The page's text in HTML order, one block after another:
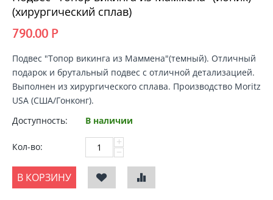
(хирургический сплав)
790.00 Р
Подвес "Топор викинга из Маммена"(темный). Отличный
подарок и брутальный подвес с отличной детализацией.
Выполнен из хирургического сплава. Производство Moritz
USA (США/Гонконг).
Доступность:
В наличии
Кол-во: +
−
В КОРЗИНУ